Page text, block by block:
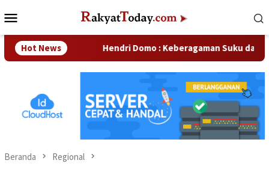
ke
Mobile
Hot News Hendri Domo : Keberagaman Suku dan Budaya
Beranda Regional